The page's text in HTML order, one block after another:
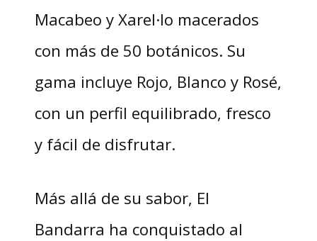
Macabeo y Xarel·lo macerados
con más de 50 botánicos. Su
gama incluye Rojo, Blanco y Rosé,
con un perfil equilibrado, fresco
y fácil de disfrutar.
Más allá de su sabor, El
Bandarra ha conquistado al